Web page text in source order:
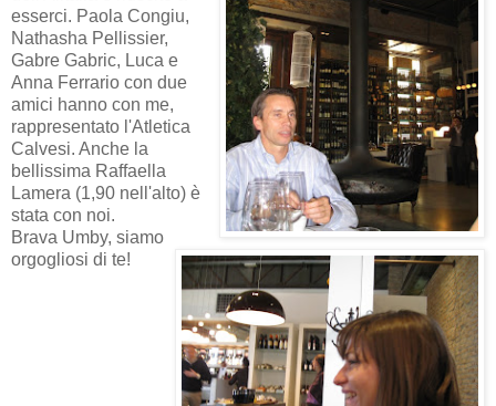
esserci. Paola Congiu,
Nathasha Pellissier,
Gabre Gabric, Luca e
Anna Ferrario con due
amici hanno con me,
rappresentato l'Atletica
Calvesi. Anche la
bellissima Raffaella
Lamera (1,90 nell'alto) è
stata con noi.
Brava Umby, siamo
orgogliosi di te!